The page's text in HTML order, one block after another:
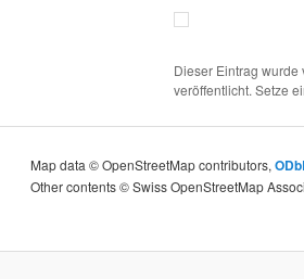
Dieser Eintrag wurde
veröffentlicht. Setze
Map data © OpenStreetMap contributors,
Other contents © Swiss OpenStreetMap